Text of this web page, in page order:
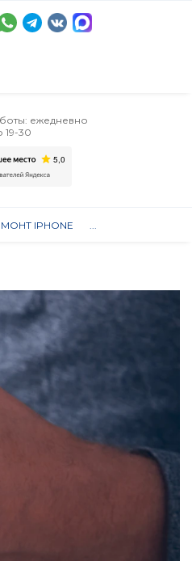
ежедневно
19-30
IPHONE ...